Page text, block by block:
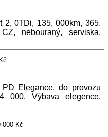
2, 0TDi, 135. 000km, 365.
nebouraný, serviska,
Elegance, do provozu
000. Výbava elegence,
000 Kč